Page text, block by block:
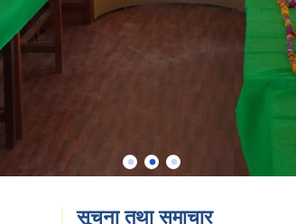
सूचना तथा समाचार